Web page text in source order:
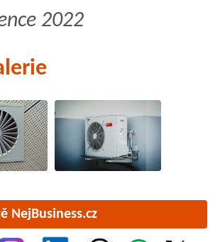
2022
NejBusiness.cz